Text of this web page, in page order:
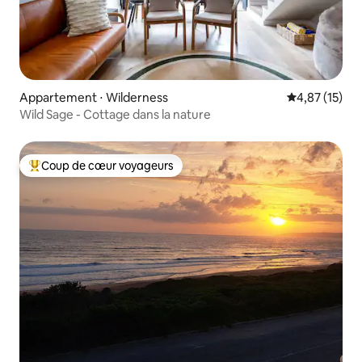
Appartement ⋅ Wilderness Évaluation
4,87 (15)
Wild Sage - Cottage dans la nature
Coups de cœur voyageurs les plus appréciés
Coup de cœur voyageurs